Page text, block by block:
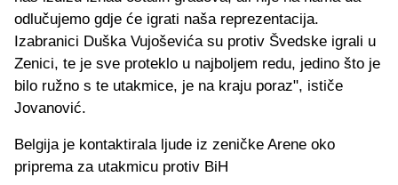
odlučujemo gdje će igrati naša reprezentacija.
Izabranici Duška Vujoševića su protiv Švedske igrali u
Zenici, te je sve proteklo u najboljem redu, jedino što je
bilo ružno s te utakmice, je na kraju poraz", ističe
Jovanović.
Belgija je kontaktirala ljude iz zeničke Arene oko
priprema za utakmicu protiv BiH